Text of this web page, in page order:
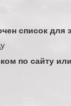
список для
по сайту